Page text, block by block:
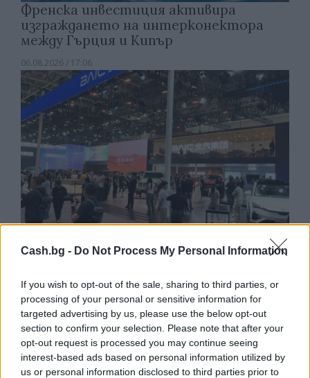
Cash.bg - Do Not Process My Personal Information
If you wish to opt-out of the sale, sharing to third parties, or
processing of your personal or sensitive information for
targeted advertising by us, please use the below opt-out
section to confirm your selection. Please note that after your
opt-out request is processed you may continue seeing
interest-based ads based on personal information utilized by
us or personal information disclosed to third parties prior to
Френска инвестиция активира
изграждането на интерконектора
между Гърция и Кипър
06.08.2026 / 17:06
Износът на електромобили от Китай
е нараснал със 120%
06.08.2026 / 16:30